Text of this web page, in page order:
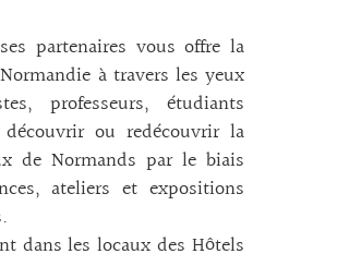
partenaires vous offre la
à travers les yeux
professeurs, étudiants
ou redécouvrir la
de Normands par le biais
ateliers et expositions
dans les locaux des Hôtels